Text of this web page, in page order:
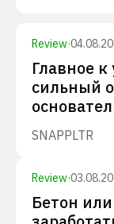
Review·
Главное
сильный
SNAPPLTR
Review·
Бетон